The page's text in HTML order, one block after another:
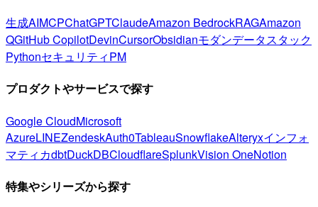
生成AIMCPChatGPTClaudeAmazon BedrockRAGAmazon
QGitHub CopilotDevinCursorObsidianモダンデータスタック
PythonセキュリティPM
プロダクトやサービスで探す
Google CloudMicrosoft
AzureLINEZendeskAuth0TableauSnowflakeAlteryxインフォ
マティカdbtDuckDBCloudflareSplunkVision OneNotion
特集やシリーズから探す